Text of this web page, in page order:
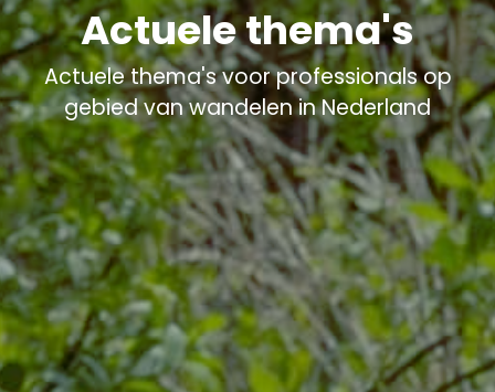
Actuele thema's
Actuele thema's voor professionals op
gebied van wandelen in Nederland